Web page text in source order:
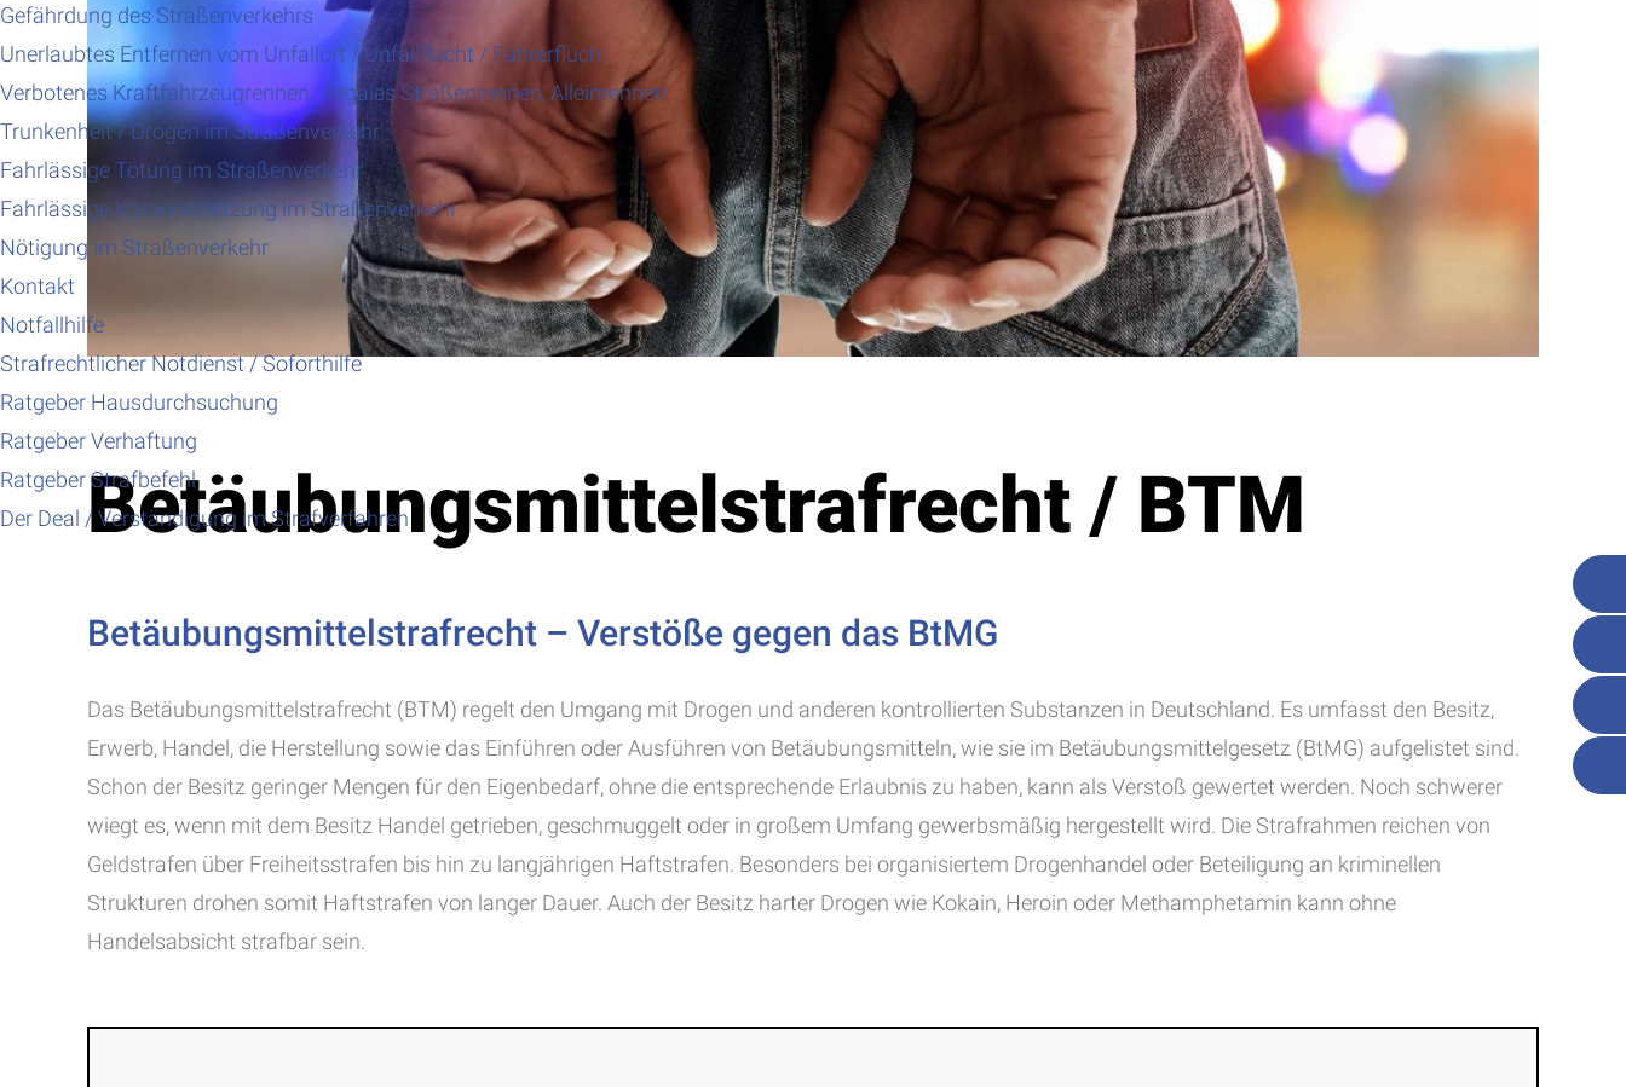
Gefährdung des Straßenverkehrs
Unerlaubtes Entfernen vom Unfallort / Unfallflucht / Fahrerflucht
Verbotenes Kraftfahrzeugrennen, Illegales Straßenrennen, Alleinrennen
Trunkenheit / Drogen im Straßenverkehr
Fahrlässige Tötung im Straßenverkehr
Fahrlässige Körperverletzung im Straßenverkehr
Nötigung im Straßenverkehr
Kontakt
Notfallhilfe
Strafrechtlicher Notdienst / Soforthilfe
Ratgeber Hausdurchsuchung
Ratgeber Verhaftung
Ratgeber Strafbefehl
Der Deal / Verständigung im Strafverfahren
Betäubungsmittelstrafrecht / BTM
Betäubungsmittelstrafrecht – Verstöße gegen das BtMG
Das Betäubungsmittelstrafrecht (BTM) regelt den Umgang mit Drogen und anderen kontrollierten Substanzen in Deutschland. Es umfasst den Besitz,
Erwerb, Handel, die Herstellung sowie das Einführen oder Ausführen von Betäubungsmitteln, wie sie im Betäubungsmittelgesetz (BtMG) aufgelistet sind.
Schon der Besitz geringer Mengen für den Eigenbedarf, ohne die entsprechende Erlaubnis zu haben, kann als Verstoß gewertet werden. Noch schwerer
wiegt es, wenn mit dem Besitz Handel getrieben, geschmuggelt oder in großem Umfang gewerbsmäßig hergestellt wird. Die Strafrahmen reichen von
Geldstrafen über Freiheitsstrafen bis hin zu langjährigen Haftstrafen. Besonders bei organisiertem Drogenhandel oder Beteiligung an kriminellen
Strukturen drohen somit Haftstrafen von langer Dauer. Auch der Besitz harter Drogen wie Kokain, Heroin oder Methamphetamin kann ohne
Handelsabsicht strafbar sein.